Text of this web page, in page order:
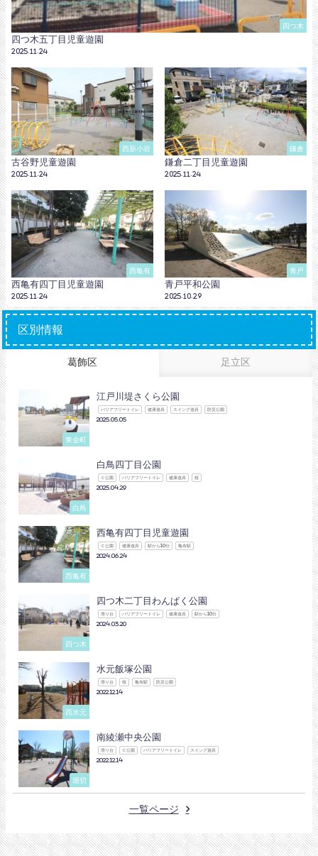
四つ木
四つ木五丁目児童遊園
2025.11.24
西新小岩
古谷野児童遊園
2025.11.24
鎌倉
鎌倉二丁目児童遊園
2025.11.24
西亀有
西亀有四丁目児童遊園
2025.11.24
青戸
青戸平和公園
2025.10.29
区別情報
葛飾区 足立区
東金町
江戸川堤さくら公園
バリアフリートイレ 健康遊具 スイング遊具 防災公園
2025.05.05
白鳥
白鳥四丁目公園
Ｃ公園 バリアフリートイレ 健康遊具 桜
2025.04.29
西亀有
西亀有四丁目児童遊園
Ｃ公園 健康遊具 駅から10分 亀有駅
2024.06.24
四つ木
四つ木二丁目わんぱく公園
滑り台 バリアフリートイレ 健康遊具 駅から10分
2024.03.20
西水元
水元飯塚公園
滑り台 桜 亀有駅 防災公園
2022.12.14
堀切
南綾瀬中央公園
滑り台 Ｃ公園 バリアフリートイレ スイング遊具
2022.12.14
一覧ページ